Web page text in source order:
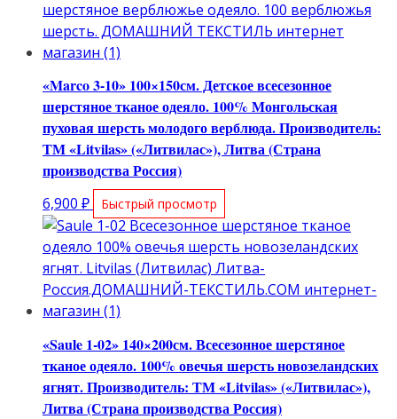
составляла
15,500 ₽.
14,500 ₽.
«Marco 3-10» 100×150см. Детское всесезонное
шерстяное тканое одеяло. 100% Монгольская
пуховая шерсть молодого верблюда. Производитель:
ТМ «Litvilas» («Литвилас»), Литва (Страна
производства Россия)
6,900 ₽ Быстрый просмотр
«Saule 1-02» 140×200см. Всесезонное шерстяное
тканое одеяло. 100% овечья шерсть новозеландских
ягнят. Производитель: ТМ «Litvilas» («Литвилас»),
Литва (Страна производства Россия)